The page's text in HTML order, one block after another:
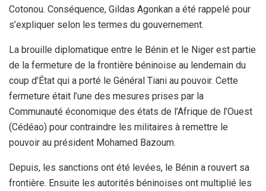
Cotonou. Conséquence, Gildas Agonkan a été rappelé pour
s’expliquer selon les termes du gouvernement.
La brouille diplomatique entre le Bénin et le Niger est partie
de la fermeture de la frontière béninoise au lendemain du
coup d’État qui a porté le Général Tiani au pouvoir. Cette
fermeture était l’une des mesures prises par la
Communauté économique des états de l’Afrique de l’Ouest
(Cédéao) pour contraindre les militaires à remettre le
pouvoir au président Mohamed Bazoum.
Depuis, les sanctions ont été levées, le Bénin a rouvert sa
frontière. Ensuite les autorités béninoises ont multiplié les